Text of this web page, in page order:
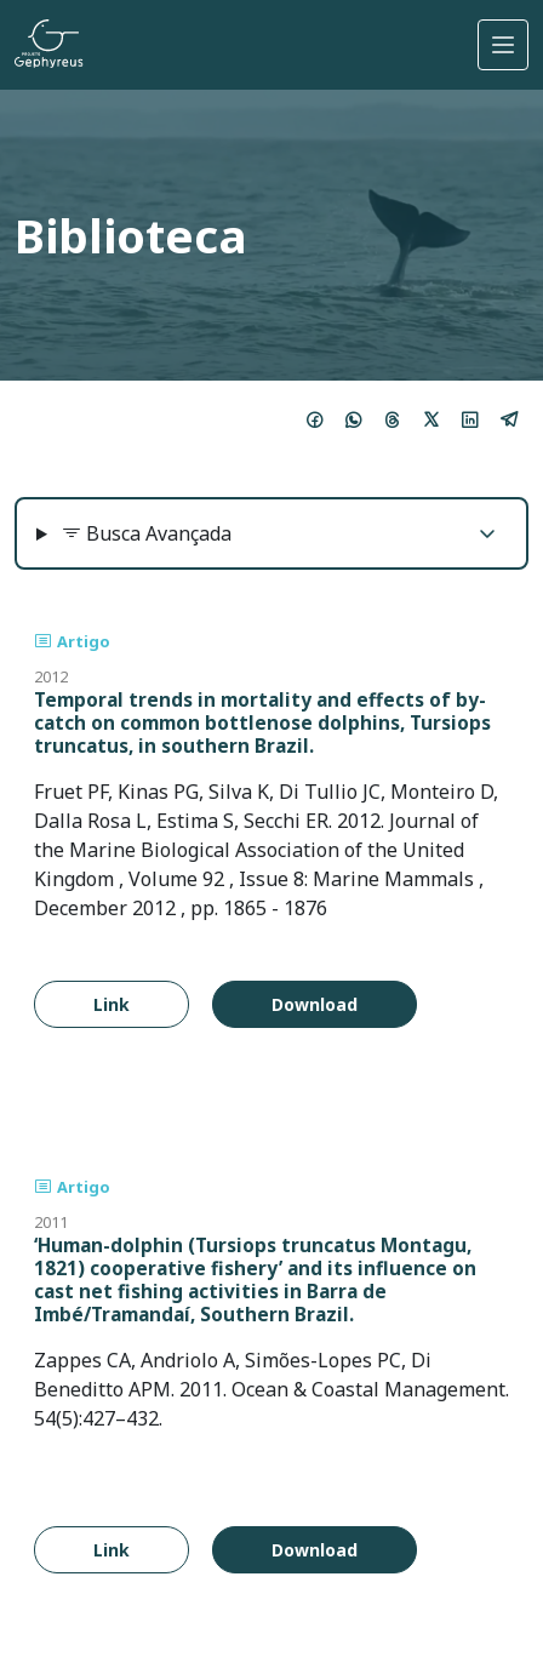
Pular para o conteúdo principal
Biblioteca
Busca Avançada
Artigo
2012
Temporal trends in mortality and effects of by-
catch on common bottlenose dolphins, Tursiops
truncatus, in southern Brazil.
Fruet PF, Kinas PG, Silva K, Di Tullio JC, Monteiro D,
Dalla Rosa L, Estima S, Secchi ER. 2012. Journal of
the Marine Biological Association of the United
Kingdom , Volume 92 , Issue 8: Marine Mammals ,
December 2012 , pp. 1865 - 1876
Link Download
Artigo
2011
‘Human-dolphin (Tursiops truncatus Montagu,
1821) cooperative fishery’ and its influence on
cast net fishing activities in Barra de
Imbé/Tramandaí, Southern Brazil.
Zappes CA, Andriolo A, Simões-Lopes PC, Di
Beneditto APM. 2011. Ocean & Coastal Management.
54(5):427–432.
Link Download